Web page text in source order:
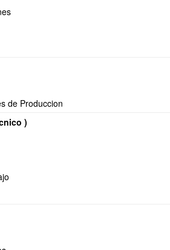
de Produccion
)
se enviará el newsletter. Puede obtener
fuentes del sistema o bien cargando los
realizar los siguientes pasos: